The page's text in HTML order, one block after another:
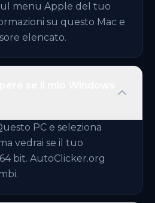
menu Apple del tuo
su questo Mac e
elencato.
PC e seleziona
vedrai se il tuo
bit. AutoClicker.org